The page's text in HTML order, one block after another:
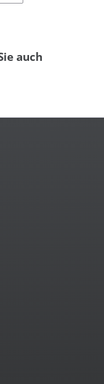
auch